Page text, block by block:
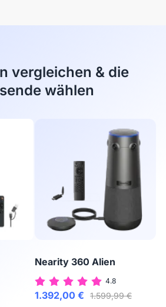
vergleichen & die
wählen
Nearity 360 Alien
4.8
1.392,00 € 1.599,99 €